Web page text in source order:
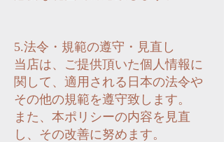
5.法令・規範の遵守・見直し
当店は、ご提供頂いた個人情報に
関して、適用される日本の法令や
その他の規範を遵守致します。
また、本ポリシーの内容を見直
し、その改善に努めます。